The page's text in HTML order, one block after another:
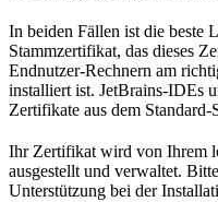
In beiden Fällen ist die beste
Stammzertifikat, das dieses
Endnutzer-Rechnern am
installiert ist. JetBrains-IDEs
Zertifikate aus dem Standard-
Ihr Zertifikat wird von Ihrem
ausgestellt und verwaltet.
Unterstützung bei der